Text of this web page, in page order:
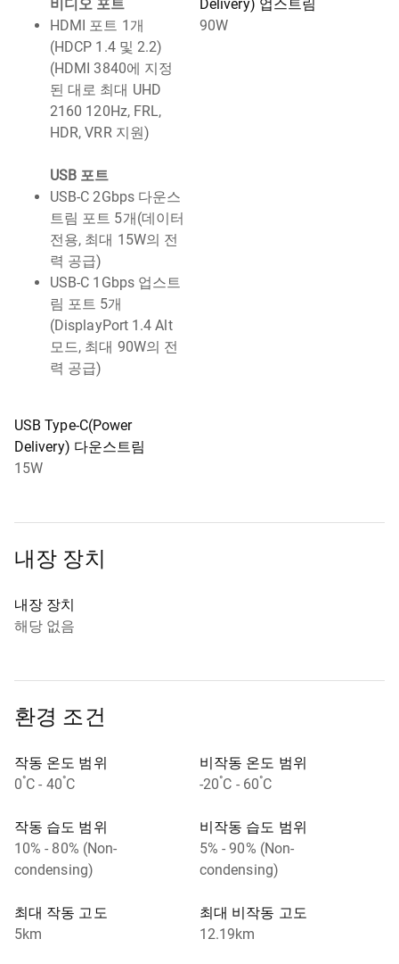
비디오 포트
HDMI 포트 1개
(HDCP 1.4 및 2.2)
(HDMI 3840에 지정
된 대로 최대 UHD
2160 120Hz, FRL,
HDR, VRR 지원)
USB 포트
USB-C 2Gbps 다운스
트림 포트 5개(데이터
전용, 최대 15W의 전
력 공급)
USB-C 1Gbps 업스트
림 포트 5개
(DisplayPort 1.4 Alt
모드, 최대 90W의 전
력 공급)
Delivery) 업스트림
90W
USB Type-C(Power
Delivery) 다운스트림
15W
내장 장치
내장 장치
해당 없음
환경 조건
작동 온도 범위
0°C - 40°C
비작동 온도 범위
-20°C - 60°C
작동 습도 범위
10% - 80% (Non-
condensing)
비작동 습도 범위
5% - 90% (Non-
condensing)
최대 작동 고도
5km
최대 비작동 고도
12.19km